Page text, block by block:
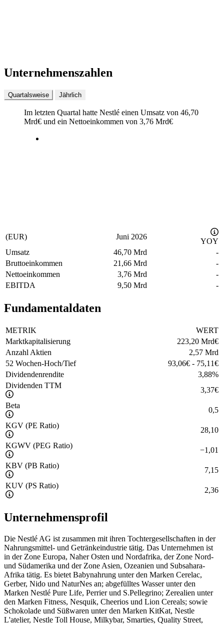
Unternehmenszahlen
Quartalsweise Jährlich
Im letzten Quartal hatte Nestlé einen Umsatz von 46,70
Mrd€ und ein Nettoeinkommen von 3,76 Mrd€
(EUR) Juni 2026
YOY
Umsatz
46,70 Mrd
-
Bruttoeinkommen
21,66 Mrd
-
Nettoeinkommen
3,76 Mrd
-
EBITDA
9,50 Mrd -
Fundamentaldaten
METRIK
WERT
Marktkapitalisierung
223,20 Mrd€
Anzahl Aktien
2,57 Mrd
52 Wochen-Hoch/Tief
93,06€ - 75,11€
Dividendenrendite
3,88%
Dividenden TTM
3,37€
Beta
0,5
KGV (PE Ratio)
28,10
KGWV (PEG Ratio)
−1,01
KBV (PB Ratio)
7,15
KUV (PS Ratio)
2,36
Unternehmensprofil
Die Nestlé AG ist zusammen mit ihren Tochtergesellschaften in der
Nahrungsmittel- und Getränkeindustrie tätig. Das Unternehmen ist
in der Zone Europa, Naher Osten und Nordafrika, der Zone Nord-
und Südamerika und der Zone Asien, Ozeanien und Subsahara-
Afrika tätig. Es bietet Babynahrung unter den Marken Cerelac,
Gerber, Nido und NaturNes an; abgefülltes Wasser unter den
Marken Nestlé Pure Life, Perrier und S.Pellegrino; Zerealien unter
den Marken Fitness, Nesquik, Cheerios und Lion Cereals; sowie
Schokolade und Süßwaren unter den Marken KitKat, Nestle
L'atelier, Nestle Toll House, Milkybar, Smarties, Quality Street,